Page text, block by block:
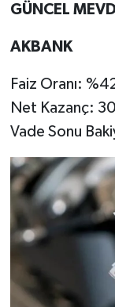
GÜNCEL
AKBANK
Faiz Oranı:
Net Kazanç:
Vade Sonu